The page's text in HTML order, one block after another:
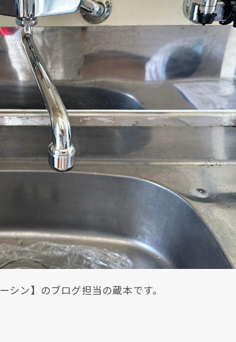
ン】のブログ担当の蔵本です。